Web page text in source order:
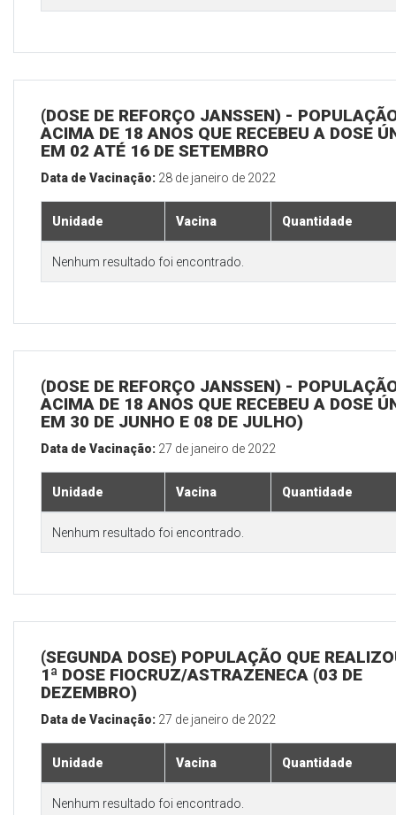
(DOSE DE REFORÇO JANSSEN) -
ACIMA DE 18 ANOS QUE RECEBEU A DOSE
EM 02 ATÉ 16 DE SETEMBRO
Data de Vacinação: 28 de janeiro de 2022
Unidade Vacina Quantidade
Nenhum resultado foi encontrado.
(DOSE DE REFORÇO JANSSEN) -
ACIMA DE 18 ANOS QUE RECEBEU A DOSE
EM 30 DE JUNHO E 08 DE JULHO)
Data de Vacinação: 27 de janeiro de 2022
Unidade Vacina Quantidade
Nenhum resultado foi encontrado.
(SEGUNDA DOSE) POPULAÇÃO QUE
1ª DOSE FIOCRUZ/ASTRAZENECA (03 DE
DEZEMBRO)
Data de Vacinação: 27 de janeiro de 2022
Unidade Vacina Quantidade
Nenhum resultado foi encontrado.